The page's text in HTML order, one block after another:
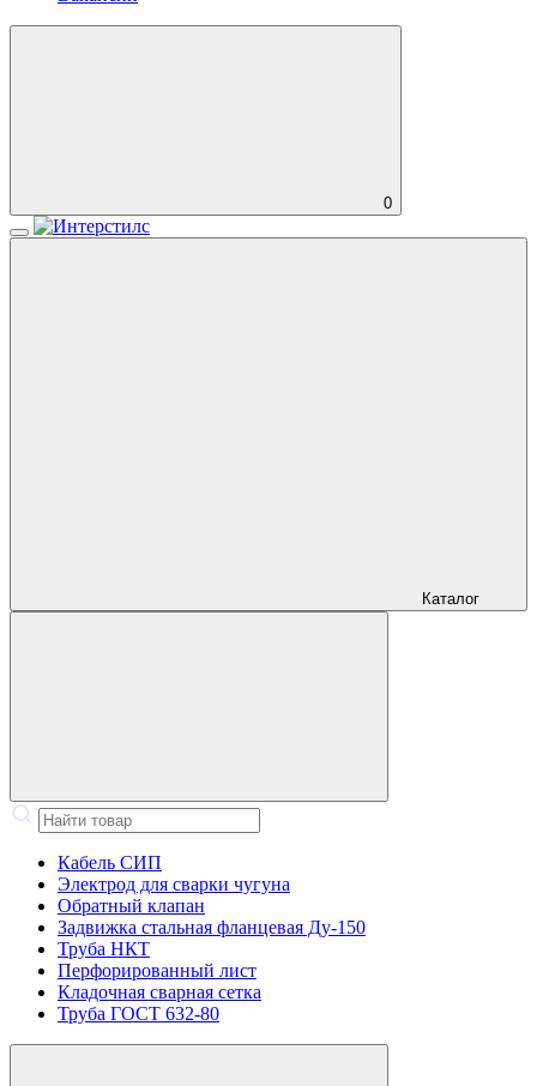
0
Каталог
Кабель СИП
Электрод для сварки чугуна
Обратный клапан
Задвижка стальная фланцевая Ду-150
Труба НКТ
Перфорированный лист
Кладочная сварная сетка
Труба ГОСТ 632-80